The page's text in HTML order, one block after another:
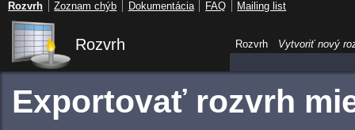
Rozvrh
Exportovať rozvrh
Rozvrh Vytvoriť nový
Rozvrh Zoznam chýb Dokumentácia FAQ Mailing list